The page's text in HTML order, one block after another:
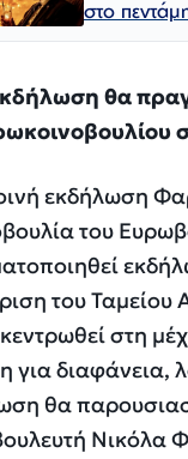
στο
θα